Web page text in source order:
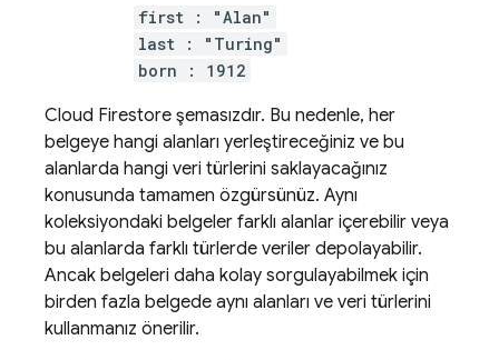
first : "Alan"
last : "Turing"
born : 1912
Cloud Firestore şemasızdır. Bu nedenle, her
belgeye hangi alanları yerleştireceğiniz ve bu
alanlarda hangi veri türlerini saklayacağınız
konusunda tamamen özgürsünüz. Aynı
koleksiyondaki belgeler farklı alanlar içerebilir veya
bu alanlarda farklı türlerde veriler depolayabilir.
Ancak belgeleri daha kolay sorgulayabilmek için
birden fazla belgede aynı alanları ve veri türlerini
kullanmanız önerilir.